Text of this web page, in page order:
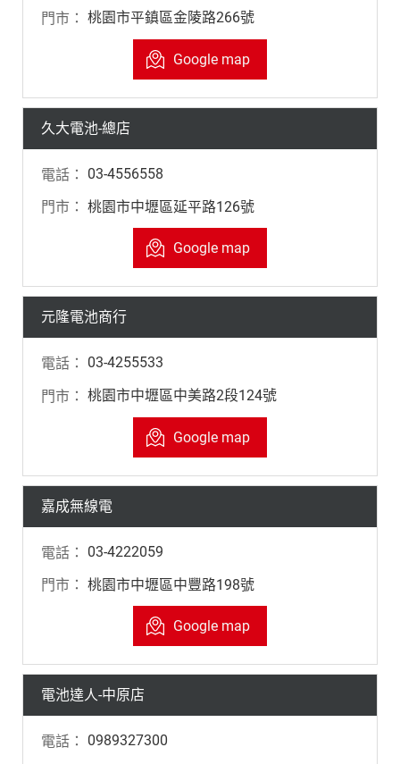
桃園市平鎮區金陵路266號
Google map
久大電池-總店
03-4556558
桃園市中壢區延平路126號
Google map
元隆電池商行
03-4255533
桃園市中壢區中美路2段124號
Google map
嘉成無線電
03-4222059
桃園市中壢區中豐路198號
Google map
電池達人-中原店
0989327300